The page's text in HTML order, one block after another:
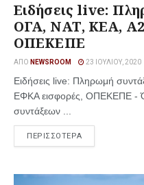
Ειδήσεις live:
ΟΓΑ, ΝΑΤ, ΚΕΑ,
ΟΠΕΚΕΠΕ
ΑΠΌ NEWSROOM 23 ΙΟΥΛΊΟΥ, 2020
Ειδήσεις live: Πληρωμή
ΕΦΚΑ εισφορές, ΟΠΕΚΕΠΕ -
συντάξεων ...
ΠΕΡΙΣΣΟΤΕΡΑ